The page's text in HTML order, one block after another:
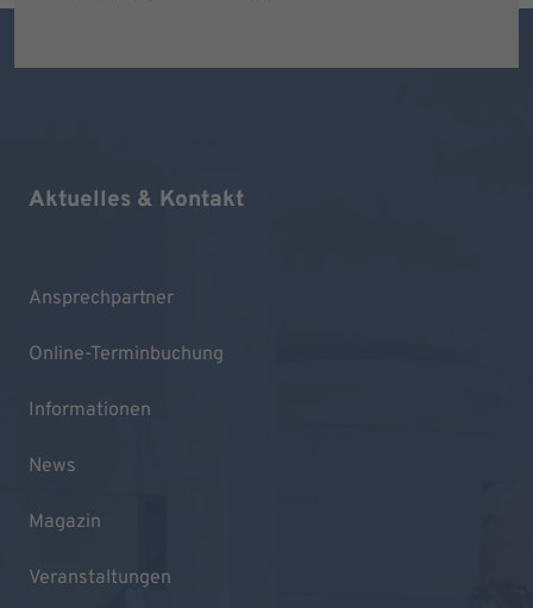
Aktuelles & Kontakt
Ansprechpartner
Online-Terminbuchung
Informationen
News
Magazin
Veranstaltungen